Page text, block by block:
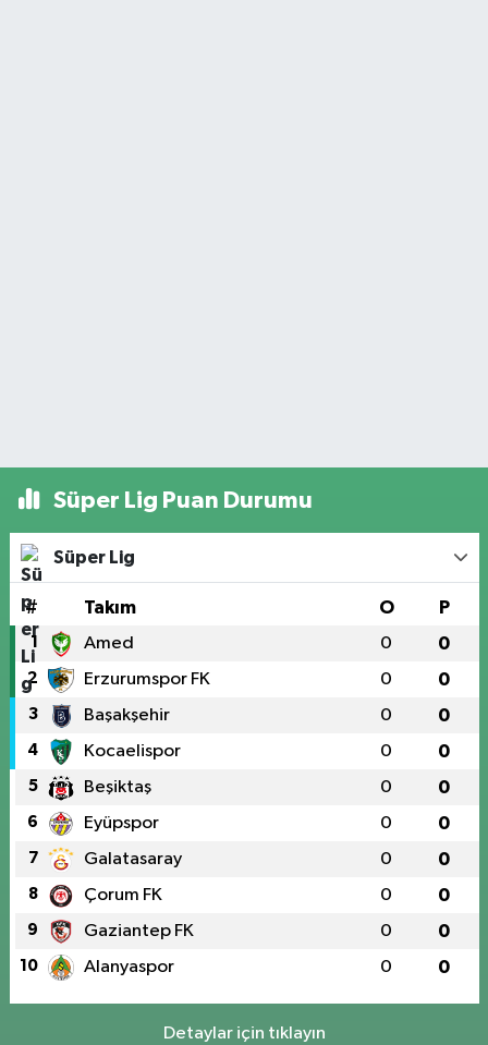
Süper Lig Puan Durumu
Süper Lig
# Takım O P
1 Amed 0 0
2 Erzurumspor FK 0 0
3 Başakşehir 0 0
4 Kocaelispor 0 0
5 Beşiktaş 0 0
6 Eyüpspor 0 0
7 Galatasaray 0 0
8 Çorum FK 0 0
9 Gaziantep FK 0 0
10 Alanyaspor 0 0
Detaylar için tıklayın